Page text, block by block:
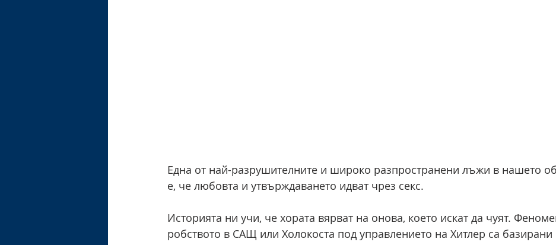
Една от най-разрушителните и широко разпространени лъжи в нашето
е, че любовта и утвърждаването идват чрез секс.
Историята ни учи, че хората вярват на онова, което искат да чуят.
робството в САЩ или Холокоста под управлението на Хитлер са